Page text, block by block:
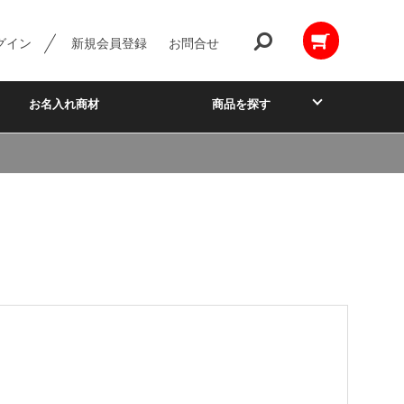
イン 新規会員登録 お問合せ
お名入れ商材 商品を探す